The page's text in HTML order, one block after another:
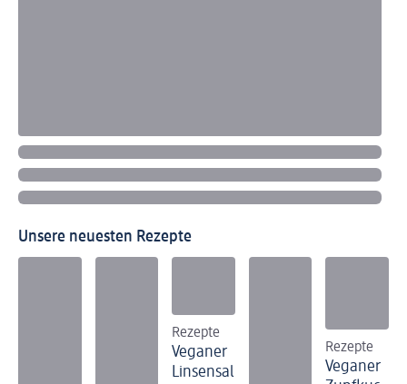
Unsere neuesten Rezepte
Rezepte
Veganer
Linsensal
Rezepte
Veganer